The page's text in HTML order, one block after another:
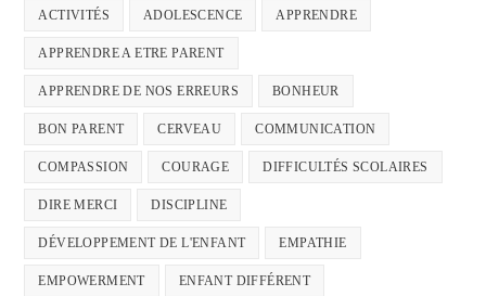
ACTIVITÉS ADOLESCENCE APPRENDRE
APPRENDRE A ETRE PARENT
APPRENDRE DE NOS ERREURS BONHEUR
BON PARENT CERVEAU COMMUNICATION
COMPASSION COURAGE DIFFICULTÉS SCOLAIRES
DIRE MERCI DISCIPLINE
DÉVELOPPEMENT DE L'ENFANT EMPATHIE
EMPOWERMENT ENFANT DIFFÉRENT